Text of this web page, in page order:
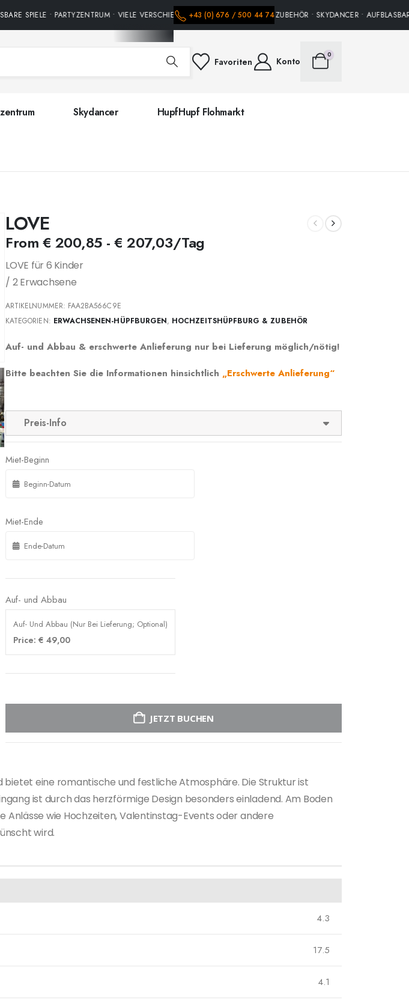
SPIELE • PARTYZENTRUM • VIELE VERSCHIEDENE HÜPFBURGEN • PARTY ZUBEHÖR • SKYDANCER •
+43 (0) 676 / 500 44 74
Favoriten Konto
0
Skydancer HupfHupf Flohmarkt
LOVE
From € 200,85 -€ 207,03/Tag
LOVE für 6 Kinder
/ 2 Erwachsene
ARTIKELNUMMER: FAA2BA566C9E
KATEGORIEN: ERWACHSENEN-HÜPFBURGEN, HOCHZEITSHÜPFBURG & ZUBEHÖR
Auf- und Abbau & erschwerte Anlieferung nur bei Lieferung möglich/nötig!
Bitte beachten Sie die Informationen hinsichtlich „Erschwerte Anlieferung“
Preis-Info
Miet-Beginn
Miet-Ende
Auf- und Abbau
Auf- Und Abbau (Nur Bei Lieferung; Optional)
Price: € 49,00
JETZT BUCHEN
bietet eine romantische und festliche Atmosphäre. Die Struktur ist
ist durch das herzförmige Design besonders einladend. Am Boden
Anlässe wie Hochzeiten, Valentinstag-Events oder andere
wird.
4.3
17.5
4.1